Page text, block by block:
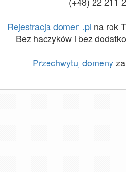
Rejestracja domen .pl na rok
Bez haczyków i bez
Przechwytuj domeny